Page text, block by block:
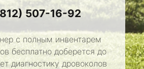
507-16-92
с полным инвентарем
бесплатно доберется до
диагностику дровоколов